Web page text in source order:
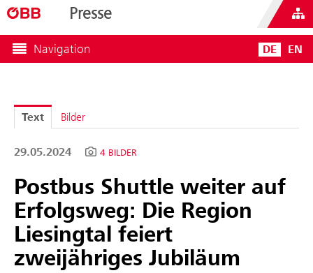
Presse
Navigation DE EN
Text Bilder
29.05.2024 4 BILDER
Postbus Shuttle weiter auf
Erfolgsweg: Die Region
Liesingtal feiert
zweijähriges Jubiläum